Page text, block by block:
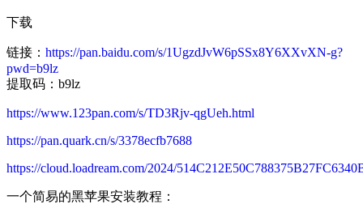
下载
链接： https://pan.baidu.com/s/1UgzdJvW6pSSx8Y6XXvXN-g?
pwd=b9lz
提取码：b9lz
https://www.123pan.com/s/TD3Rjv-qgUeh.html
https://pan.quark.cn/s/3378ecfb7688
https://cloud.loadream.com/2024/
一个简易的黑苹果安装教程：